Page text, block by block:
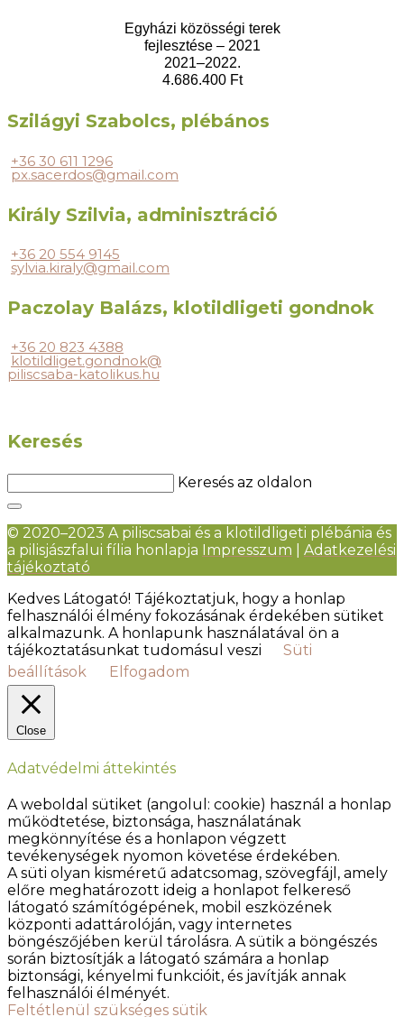
Egyházi közösségi terek
fejlesztése – 2021
2021–2022.
4.686.400 Ft
Szilágyi Szabolcs, plébános
+36 30 611 1296
px.sacerdos@gmail.com
Király Szilvia, adminisztráció
+36 20 554 9145
sylvia.kiraly@gmail.com
Paczolay Balázs, klotildligeti gondnok
+36 20 823 4388
klotildliget.gondnok@
piliscsaba-katolikus.hu
Keresés
Keresés az oldalon
© 2020–2023 A piliscsabai és a klotildligeti plébánia és
a pilisjászfalui fília honlapja Impresszum
Adatkezelési
tájékoztató
Kedves Látogató! Tájékoztatjuk, hogy a honlap
felhasználói élmény fokozásának érdekében sütiket
alkalmazunk. A honlapunk használatával ön a
tájékoztatásunkat tudomásul veszi
Süti
beállítások
Elfogadom
Close
Adatvédelmi áttekintés
A weboldal sütiket (angolul: cookie) használ a honlap
működtetése, biztonsága, használatának
megkönnyítése és a honlapon végzett
tevékenységek nyomon követése érdekében.
A süti olyan kisméretű adatcsomag, szövegfájl, amely
előre meghatározott ideig a honlapot felkereső
látogató számítógépének, mobil eszközének
központi adattárolóján, vagy internetes
böngészőjében kerül tárolásra. A sütik a böngészés
során biztosítják a látogató számára a honlap
biztonsági, kényelmi funkcióit, és javítják annak
felhasználói élményét.
Feltétlenül szükséges sütik